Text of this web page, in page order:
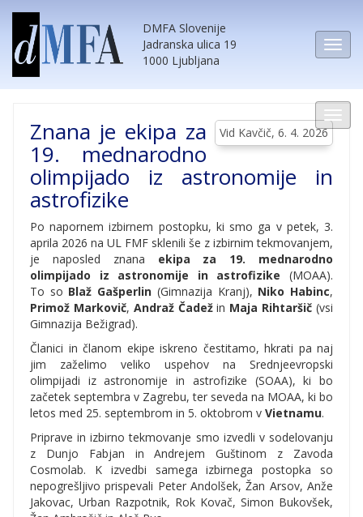
DMFA Slovenije
Jadranska ulica 19
1000 Ljubljana
Vid Kavčič, 6. 4. 2026
Znana je ekipa za
19. mednarodno
olimpijado iz astronomije in
astrofizike
Po napornem izbirnem postopku, ki smo ga v petek, 3.
aprila 2026 na UL FMF sklenili še z izbirnim tekmovanjem,
je naposled znana ekipa za 19. mednarodno
olimpijado iz astronomije in astrofizike (MOAA).
To so Blaž Gašperlin (Gimnazija Kranj), Niko Habinc,
Primož Markovič, Andraž Čadežin Maja Rihtaršič (vsi
Gimnazija Bežigrad).
Članici in članom ekipe iskreno čestitamo, hkrati pa naj
jim zaželimo veliko uspehov na Srednjeevropski
olimpijadi iz astronomije in astrofizike (SOAA), ki bo
začetek septembra v Zagrebu, ter seveda na MOAA, ki bo
letos med 25. septembrom in 5. oktobrom v Vietnamu.
Priprave in izbirno tekmovanje smo izvedli v sodelovanju
z Dunjo Fabjan in Andrejem Guštinom z Zavoda
Cosmolab. K izvedbi samega izbirnega postopka so
nepogrešljivo prispevali Peter Andolšek, Žan Arsov, Anže
Jakovac, Urban Razpotnik, Rok Kovač, Simon Bukovšek,